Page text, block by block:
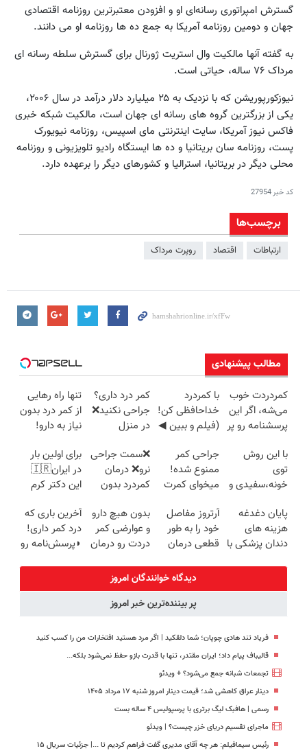
گسترش امپراتوری رسانه‌ای او و افزودن معتبرترین روزنامه اقتصادی
جهان و دومین روزنامه آمریکا به جمع ده ها روزنامه او می دانند.
به گفته آنها مالکیت وال استریت ژورنال برای گسترش سلطه رسانه ای
مرداک ۷۶ ساله، حیاتی است.
نیوزکورپوریشن که با نزدیک به ۲۵ میلیارد دلار درآمد در سال ۲۰۰۶،
یکی از بزرگترین گروه های رسانه ای جهان است، مالکیت شبکه خبری
فاکس نیوز آمریکا، سایت اینترنتی مای اسپیس، روزنامه نیویورک
پست، روزنامه سان بریتانیا و ده ها ایستگاه رادیو تلویزیونی و روزنامه
محلی دیگر در بریتانیا، استرالیا و کشورهای دیگر را برعهده دارد.
کد خبر27954
برچسب‌ها
ارتباطات اقتصاد روپرت مرداک
مطالب پیشنهادی
کمردردت خوب
می‌شه، اگر این
پرسشنامه رو پر
با کمردرد
خداحافظی کن!
(فیلم و ببین ◀
پرکن)
کمر درد داری؟
جراحی نکنید❌
در منزل
(◂پرسش‌نامه)
تنها راه رهایی
از کمر درد بدون
نیاز به دارو!
با این روش
توی
خونه،سفیدی و
برگردون
(40%off)
جراحی کمر
ممنوع شده!
میخوای کمرت
درمان کنی؟
((پرسش‌نامه))
❌سمت جراحی
نرو❌ درمان
کمردرد بدون
برای اولین بار
در ایران🇮🇷
این دکتر کرم
روزه ساخت!
پایان دغدغه
هزینه های
دندان پزشکی با
آرتروز مفاصل
خود را به طور
قطعی درمان
◗پرسش‌نامه◖
بدون هیچ دارو
و عوارضی کمر
دردت رو درمان
(پرسش‌نامه)
آخرین باری که
درد کمر داری!
◗پرسش‌نامه رو
دیدگاه خوانندگان امروز
پر بیننده‌ترین خبر امروز
فریاد تند هادی چوپان؛‌ شما دلقکید | اگر مرد هستید افتخارات من را کسب کنید
قالیباف پیام داد؛ ایران مقتدر، تنها با قدرت بازو حفظ نمی‌شود بلکه...
تجمعات شبانه جمع می‌شود؟ + ویدئو
دینار عراق کاهشی شد؛ قیمت دینار امروز شنبه ۱۷ مرداد ۱۴۰۵
رسمی | هافبک لیگ برتری با پرسپولیس ۴ ساله بست
ماجرای تقسیم دریای خزر چیست؟ | ویدئو
رئیس سیمافیلم: هر چه آقای مدیری گفت فراهم کردیم تا ...| جزئیات سریال ۱۵